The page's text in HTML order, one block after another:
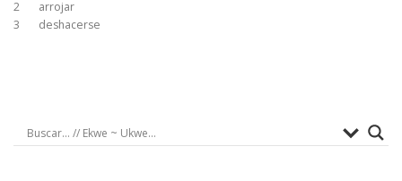
2
arrojar
3
deshacerse